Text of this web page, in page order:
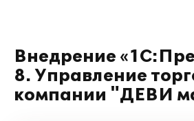
Внедрение
8. Управление
компании "ДЕВИ